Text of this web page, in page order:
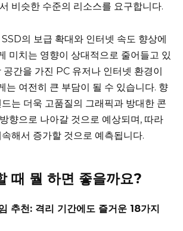
비슷한 수준의 리소스를 요구합니다.
의 보급 확대와 인터넷 속도 향상에
미치는 영향이 상대적으로 줄어들고 있
공간을 가진 PC 유저나 인터넷 환경이
는 여전히 큰 부담이 될 수 있습니다. 향
는 더욱 고품질의 그래픽과 방대한 콘
향으로 나아갈 것으로 예상되며, 따라
해서 증가할 것으로 예측됩니다.
때 뭘 하면 좋을까요?
추천: 격리 기간에도 즐거운 18가지